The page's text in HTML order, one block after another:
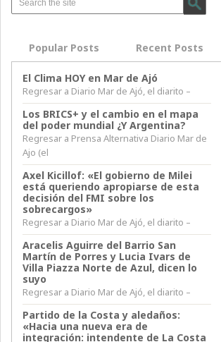
Popular Posts Recent Posts
El Clima HOY en Mar de Ajó
Regresar a Diario Mar de Ajó, el diarito –
Los BRICS+ y el cambio en el mapa
del poder mundial ¿Y Argentina?
Regresar a Prensa Alternativa Diario Mar de
Ajo (el
Axel Kicillof: «El gobierno de Milei
está queriendo apropiarse de esta
decisión del FMI sobre los
sobrecargos»
Regresar a Diario Mar de Ajó, el diarito –
Aracelis Aguirre del Barrio San
Martín de Porres y Lucia Ivars de
Villa Piazza Norte de Azul, dicen lo
suyo
Regresar a Diario Mar de Ajó, el diarito –
Partido de la Costa y aledaños:
«Hacia una nueva era de
integración: intendente de La Costa